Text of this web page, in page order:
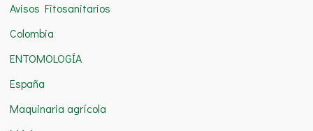
p
o
r
:
Avisos Fitosanitarios
Colombia
ENTOMOLOGÍA
España
Maquinaria agrícola